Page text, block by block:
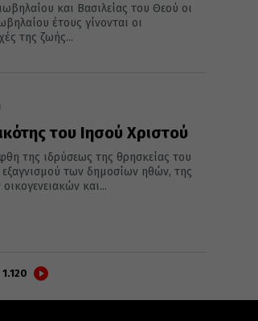
και Βασιλείας του Θεού οι
έτους γίνονται οι
της ζωής...
του Ιησού Χριστού
της ιδρύσεως της θρησκείας του
των δημοσίων ηθών, της
και...
1.120